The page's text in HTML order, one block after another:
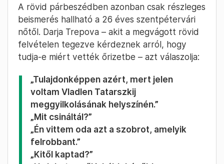
A rövid párbeszédben azonban csak részleges
beismerés hallható a 26 éves szentpétervári
nőtől. Darja Trepova – akit a megvágott rövid
felvételen tegezve kérdeznek arról, hogy
tudja-e miért vették őrizetbe – azt válaszolja:
„Tulajdonképpen azért, mert jelen
voltam Vladlen Tatarszkij
meggyilkolásának helyszínén.”
„Mit csináltál?”
„Én vittem oda azt a szobrot, amelyik
felrobbant.”
„Kitől kaptad?”